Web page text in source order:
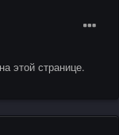
этой странице.